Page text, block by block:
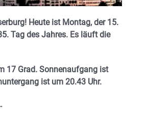
Heute ist Montag, der 15.
Tag des Jahres. Es läuft die
17 Grad. Sonnenaufgang ist
ist um 20.43 Uhr.